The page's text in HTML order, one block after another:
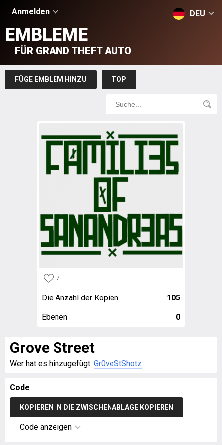
Anmelden DEU
EMBLEME
FÜR GRAND THEFT AUTO
FÜGE EMBLEM HINZU TOP
7
Die Anzahl der Kopien 105
Ebenen 0
Grove Street
Wer hat es hinzugefügt: Gr0veStShotz
Code
KOPIEREN IN DIE ZWISCHENABLAGE KOPIEREN
Code anzeigen